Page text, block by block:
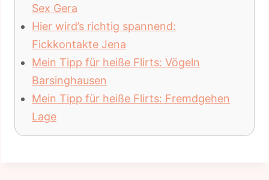
Sex Gera
Hier wird’s richtig spannend:
Fickkontakte Jena
Mein Tipp für heiße Flirts: Vögeln
Barsinghausen
Mein Tipp für heiße Flirts: Fremdgehen
Lage